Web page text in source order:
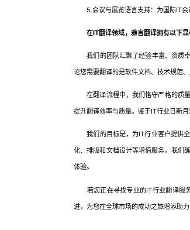
5.会议与展览语言支持：为国际IT会
在IT翻译领域，雅言翻译拥有以下显
我们的团队汇聚了经验丰富、资质卓
论您需要翻译的是软件文档、技术规范
在翻译流程中，我们恪守严格的质量
提升翻译效率与质量。鉴于IT行业日新
我们的目标是，为IT行业客户提供全
化、排版和文档设计等增值服务。我们
体验。
若您正在寻找专业的IT行业翻译服务
进，为您在全球市场的成功之旅增添助力!